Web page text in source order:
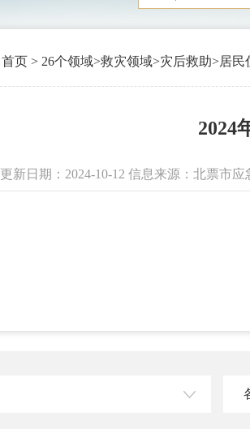
首页 > 26个领域>救灾领域>灾后救助>居民
2024
更新日期：2024-10-12 信息来源：北票市